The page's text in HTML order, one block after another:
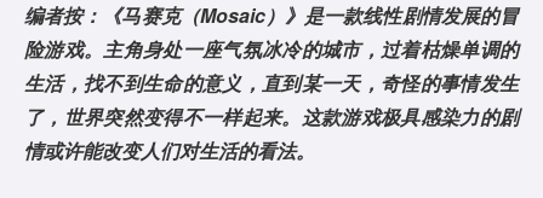
编者按：《马赛克（Mosaic）》是一款线性剧情发展的冒
险游戏。主角身处一座气氛冰冷的城市，过着枯燥单调的
生活，找不到生命的意义，直到某一天，奇怪的事情发生
了，世界突然变得不一样起来。这款游戏极具感染力的剧
情或许能改变人们对生活的看法。